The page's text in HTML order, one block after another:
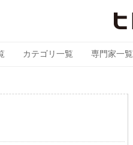
カテゴリ一覧 専門家一覧